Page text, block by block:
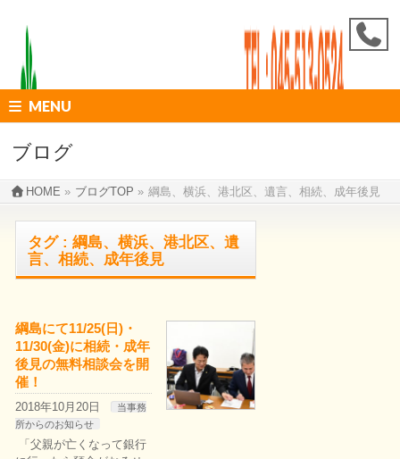
MENU
ブログ
HOME » ブログTOP » 綱島、横浜、港北区、遺言、相続、成年後見
タグ : 綱島、横浜、港北区、遺
言、相続、成年後見
綱島にて11/25(日)・
11/30(金)に相続・成年
後見の無料相談会を開
催！
2018年10月20日
当事務
所からのお知らせ
「父親が亡くなって銀行